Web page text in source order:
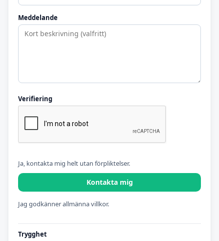
Meddelande
Verifiering
Ja, kontakta mig helt utan förpliktelser.
Kontakta mig
Jag godkänner allmänna villkor.
Trygghet